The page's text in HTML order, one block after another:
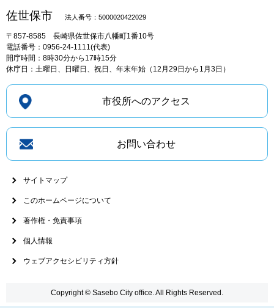
佐世保市 法人番号：5000020422029
〒857-8585 長崎県佐世保市八幡町1番10号
電話番号：0956-24-1111(代表)
開庁時間：8時30分から17時15分
休庁日：土曜日、日曜日、祝日、年末年始（12月29日から1月3日）
市役所へのアクセス
お問い合わせ
サイトマップ
このホームページについて
著作権・免責事項
個人情報
ウェブアクセシビリティ方針
Copyright © Sasebo City office. All Rights Reserved.